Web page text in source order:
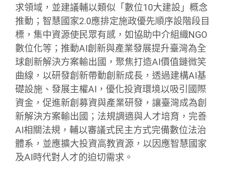
求領域，並建議輔以類似「數位10大建設」概念
推動；智慧國家2.0應排定施政優先順序設階段目
標，集中資源使民眾有感，如協助中介組織NGO
數位化等；推動AI創新與產業發展提升臺灣為全
球創新解決方案輸出國，聚焦打造AI價值鏈微笑
曲線，以研發創新帶動創新成長，透過建構AI基
礎設施、發展主權AI，優化投資環境以吸引國際
資金，促進新創募資與產業研發，讓臺灣成為創
新解決方案輸出國；法規調適與人才培育，完善
AI相關法規，輔以審議式民主方式完備數位法治
體系，並應擴大投資高教資源，以因應智慧國家
及AI時代對人才的迫切需求。